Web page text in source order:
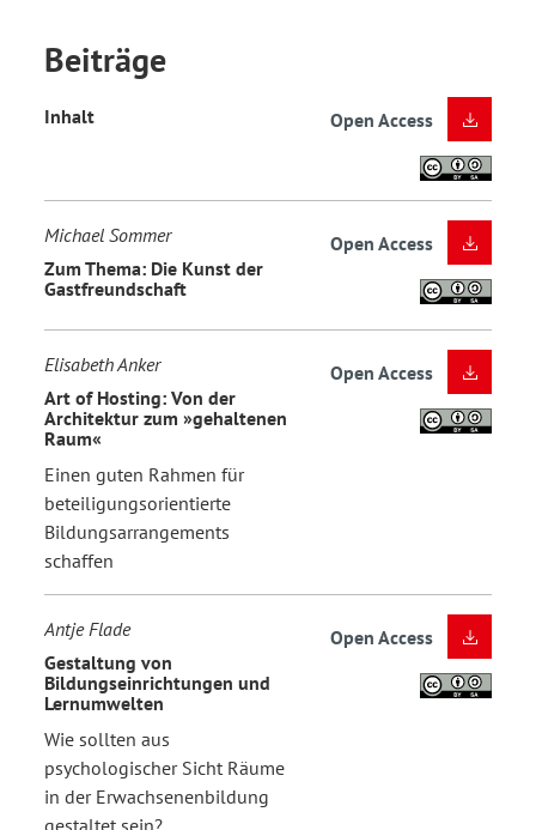
Beiträge
Inhalt Open Access
Michael Sommer
Zum Thema: Die Kunst der
Gastfreundschaft
Open Access
Elisabeth Anker
Art of Hosting: Von der
Architektur zum »gehaltenen
Raum«
Einen guten Rahmen für
beteiligungsorientierte
Bildungsarrangements
schaffen
Open Access
Antje Flade
Gestaltung von
Bildungseinrichtungen und
Lernumwelten
Wie sollten aus
psychologischer Sicht Räume
in der Erwachsenenbildung
gestaltet sein?
Open Access